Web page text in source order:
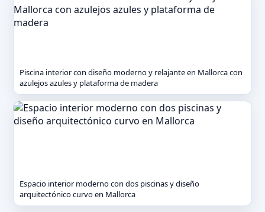
Piscina interior con diseño moderno y relajante en Mallorca con
azulejos azules y plataforma de madera
Espacio interior moderno con dos piscinas y diseño
arquitectónico curvo en Mallorca